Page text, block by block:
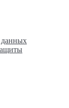
данных